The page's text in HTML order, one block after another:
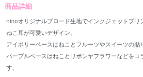
商品詳細
ninoオリジナルブロード生地でインクジェットプリ
ねこ耳が可愛いデザイン。
アイボリーベースはねことフルーツやスイーツの貼
パープルベースはねことリボンヤフラワーなどを
す。